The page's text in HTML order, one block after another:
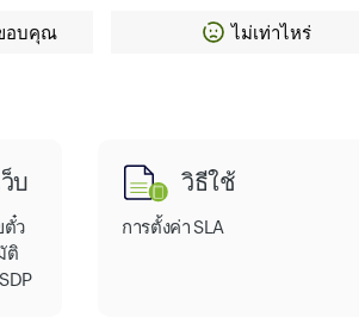
อบคุณ ไม่เท่าไหร่
บ
ตั๋ว
ติ
วิธีใช้
การตั้งค่า SLA